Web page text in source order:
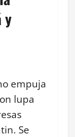
y
empuja
lupa
Se